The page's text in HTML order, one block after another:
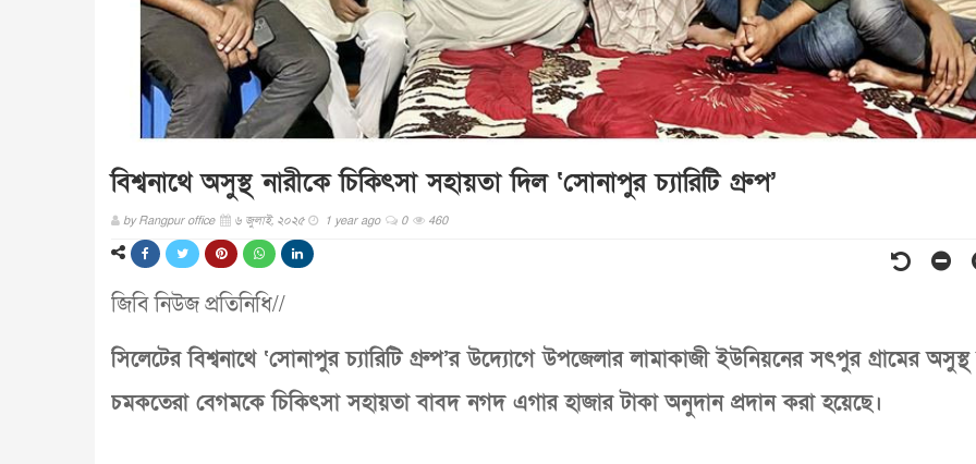
বিশ্বনাথে অসুস্থ নারীকে চিকিৎসা সহায়তা দিল ‘সোনাপুর চ্যারিটি গ্রুপ’
byRangpur office ৬ জুলাই, ২০২৫ 1 year ago 0 460
জিবি নিউজ প্রতিনিধি//
সিলেটের বিশ্বনাথে ‘সোনাপুর চ্যারিটি গ্রুপ’র উদ্যোগে উপজেলার লামাকাজী ইউনিয়নের সৎপুর গ্রামের অসুস্থ
চমকতেরা বেগমকে চিকিৎসা সহায়তা বাবদ নগদ এগার হাজার টাকা অনুদান প্রদান করা হয়েছে।